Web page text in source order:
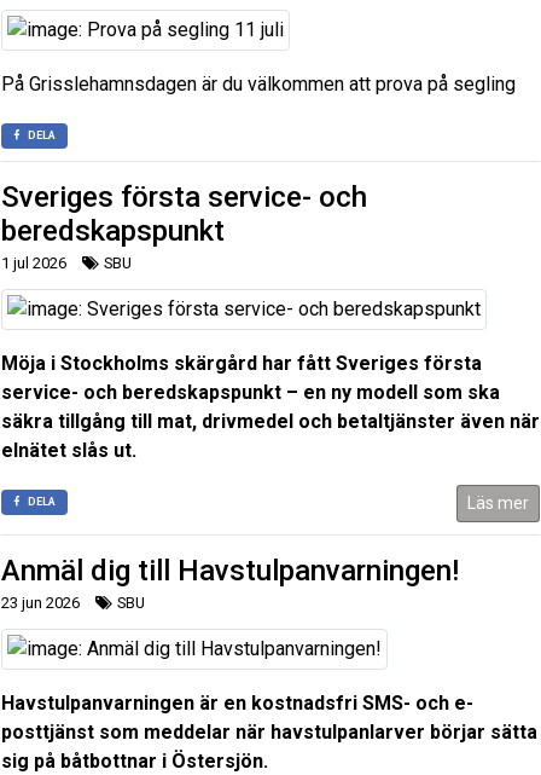
På Grisslehamnsdagen är du välkommen att prova på segling
DELA
Sveriges första service- och
beredskapspunkt
1 jul 2026 SBU
Möja i Stockholms skärgård har fått Sveriges första
service- och beredskapspunkt – en ny modell som ska
säkra tillgång till mat, drivmedel och betaltjänster även när
elnätet slås ut.
DELA Läs mer
Anmäl dig till Havstulpanvarningen!
23 jun 2026 SBU
Havstulpanvarningen är en kostnadsfri SMS- och e-
posttjänst som meddelar när havstulpanlarver börjar sätta
sig på båtbottnar i Östersjön.